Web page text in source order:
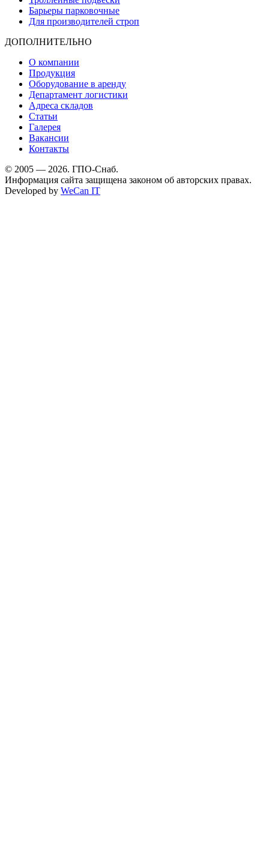
Барьеры парковочные
Для производителей строп
ДОПОЛНИТЕЛЬНО
О компании
Продукция
Оборудование в аренду
Департамент логистики
Адреса складов
Статьи
Галерея
Вакансии
Контакты
© 2005 — 2026. ГПО-Снаб.
Информация сайта защищена законом об авторских правах.
Developed by WeCan IT